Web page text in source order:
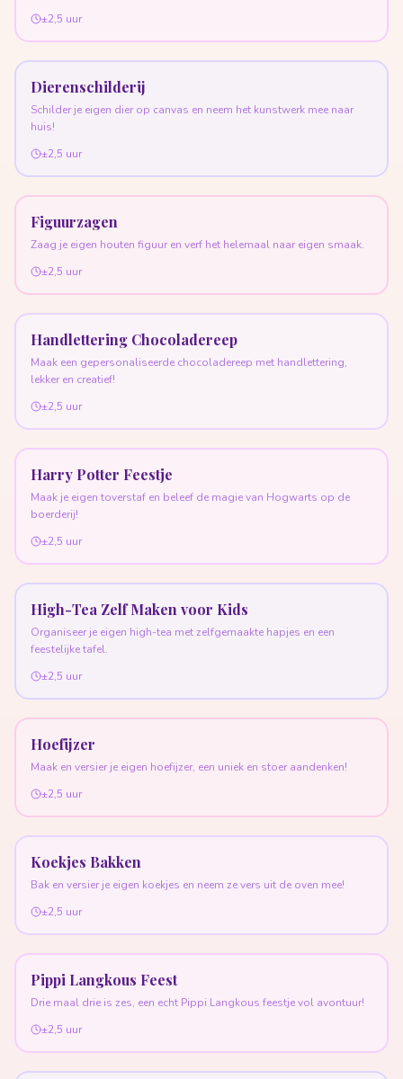
±2,5 uur
Dierenschilderij
Schilder je eigen dier op canvas en neem het kunstwerk mee naar
huis!
±2,5 uur
Figuurzagen
Zaag je eigen houten figuur en verf het helemaal naar eigen smaak.
±2,5 uur
Handlettering Chocoladereep
Maak een gepersonaliseerde chocoladereep met handlettering,
lekker en creatief!
±2,5 uur
Harry Potter Feestje
Maak je eigen toverstaf en beleef de magie van Hogwarts op de
boerderij!
±2,5 uur
High-Tea Zelf Maken voor Kids
Organiseer je eigen high-tea met zelfgemaakte hapjes en een
feestelijke tafel.
±2,5 uur
Hoefijzer
Maak en versier je eigen hoefijzer, een uniek en stoer aandenken!
±2,5 uur
Koekjes Bakken
Bak en versier je eigen koekjes en neem ze vers uit de oven mee!
±2,5 uur
Pippi Langkous Feest
Drie maal drie is zes, een echt Pippi Langkous feestje vol avontuur!
±2,5 uur